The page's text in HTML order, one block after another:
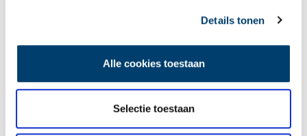
Details tonen
Alle cookies toestaan
Selectie toestaan
Lees meer verhalen